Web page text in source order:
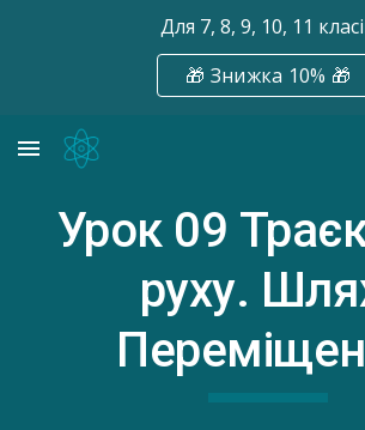
Skip to main content
Для 7, 8, 9, 10, 11
🎁 Знижка 10% 🎁
Урок 09
руху.